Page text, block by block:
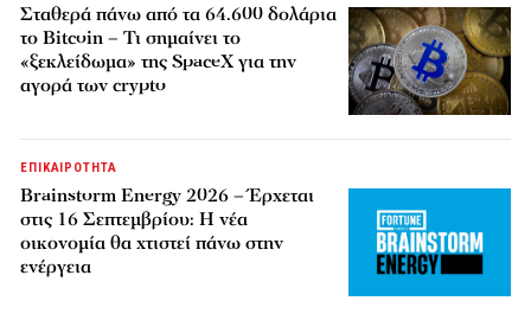
Σταθερά πάνω από τα 64.600 δολάρια
το Bitcoin – Τι σημαίνει το
«ξεκλείδωμα» της SpaceX για την
αγορά των crypto
ΕΠΙΚΑΙΡΟΤΗΤΑ
Brainstorm Energy 2026 – Έρχεται
στις 16 Σεπτεμβρίου: Η νέα
οικονομία θα χτιστεί πάνω στην
ενέργεια